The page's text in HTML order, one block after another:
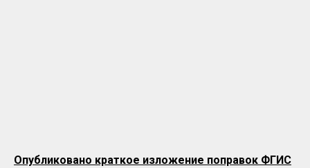
Опубликовано краткое изложение поправок ФГИС